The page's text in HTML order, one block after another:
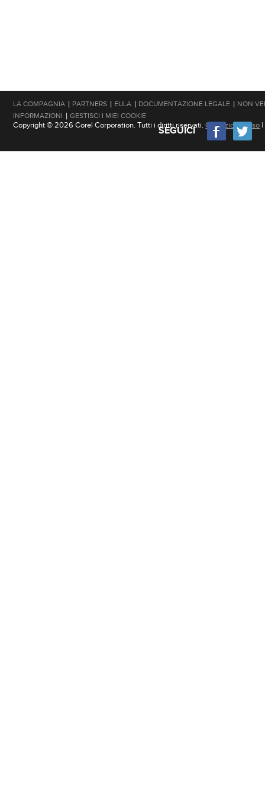
LA COMPAGNIA | PARTNERS | EULA | DOCUMENTAZIONE LEGALE | NON
INFORMAZIONI | GESTISCI I MIEI COOKIE
Copyright © 2026 Corel Corporation. Tutti i diritti riservati.Condizioni d'uso |
SEGUICI